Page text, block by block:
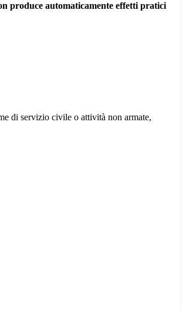
produce automaticamente effetti pratici
di servizio civile o attività non armate,